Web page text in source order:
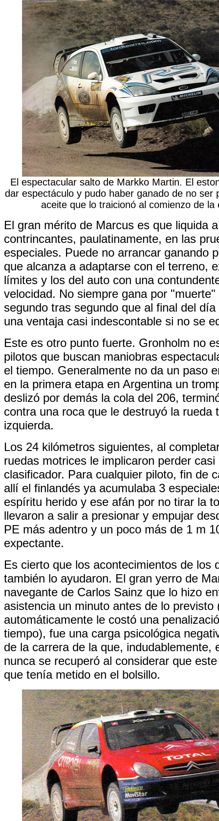
El espectacular salto de Markko Martin. El
dar espectáculo y pudo haber ganado de no ser
aceite que lo traicionó al comienzo de la
El gran mérito de Marcus es que liquida
contrincantes, paulatinamente, en las
especiales. Puede no arrancar ganando
que alcanza a adaptarse con el terreno,
límites y los del auto con una
velocidad. No siempre gana por
segundo tras segundo que al final del
una ventaja casi indescontable si no se
Este es otro punto fuerte. Gronholm no
pilotos que buscan maniobras
el tiempo. Generalmente no da un paso
en la primera etapa en Argentina un
deslizó por demás la cola del 206,
contra una roca que le destruyó la rueda
izquierda.
Los 24 kilómetros siguientes, al
ruedas motrices le implicaron perder
clasificador. Para cualquier piloto, fin de
allí el finlandés ya acumulaba 3
espíritu herido y ese afán por no tirar la
llevaron a salir a presionar y empujar
PE más adentro y un poco más de 1 m
expectante.
Es cierto que los acontecimientos de los
también lo ayudaron. El gran yerro de
navegante de Carlos Sainz que lo hizo
asistencia un minuto antes de lo previsto
automáticamente le costó una
tiempo), fue una carga psicológica
de la carrera de la que, indudablemente,
nunca se recuperó al considerar que
que tenía metido en el bolsillo.